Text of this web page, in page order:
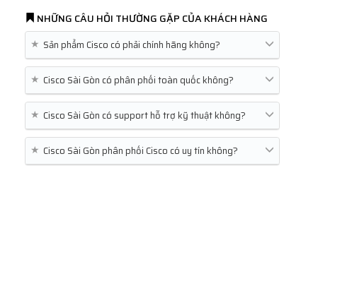
NHỮNG CÂU HỎI THƯỜNG GẶP CỦA KHÁCH HÀNG
★ Sản phẩm Cisco có phải chính hãng không?
★ Cisco Sài Gòn có phân phối toàn quốc không?
★ Cisco Sài Gòn có support hỗ trợ kỹ thuật không?
★ Cisco Sài Gòn phân phối Cisco có uy tín không?